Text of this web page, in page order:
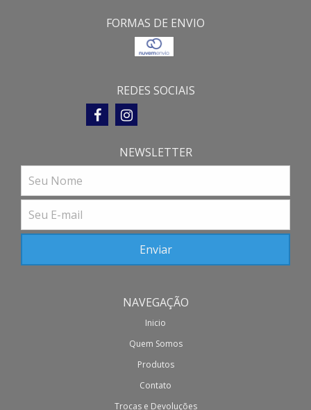
FORMAS DE ENVIO
REDES SOCIAIS
NEWSLETTER
NAVEGAÇÃO
Inicio
Quem Somos
Produtos
Contato
Trocas e Devoluções